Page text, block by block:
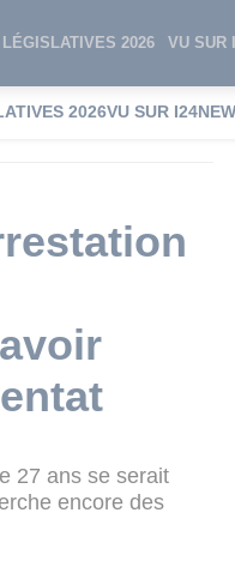
LÉGISLATIVES 2026 VU SUR
2026VU SUR
27 ans se serait
encore des